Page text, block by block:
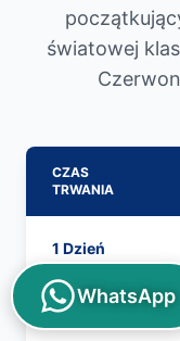
światowej
CZAS
TRWANIA
1 Dzień
1 Dzień
WhatsApp